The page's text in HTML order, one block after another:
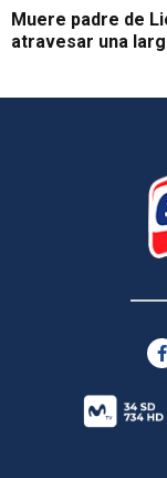
Muere padre de
atravesar una